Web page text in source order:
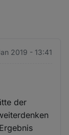
2019 - 13:41
der